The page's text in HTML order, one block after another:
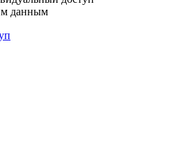
данным